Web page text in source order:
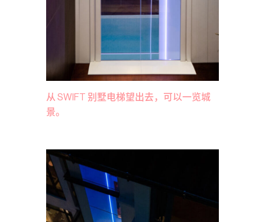
从 SWIFT 别墅电梯望出去，可以一览城
景。